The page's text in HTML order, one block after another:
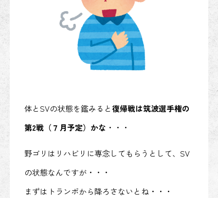
体とSVの状態を鑑みると復帰戦は筑波選手権の
第2戦（７月予定）かな ・・・
野ゴリはリハビリに専念してもらうとして、SV
の状態なんですが・・・
まずはトランポから降ろさないとね・・・